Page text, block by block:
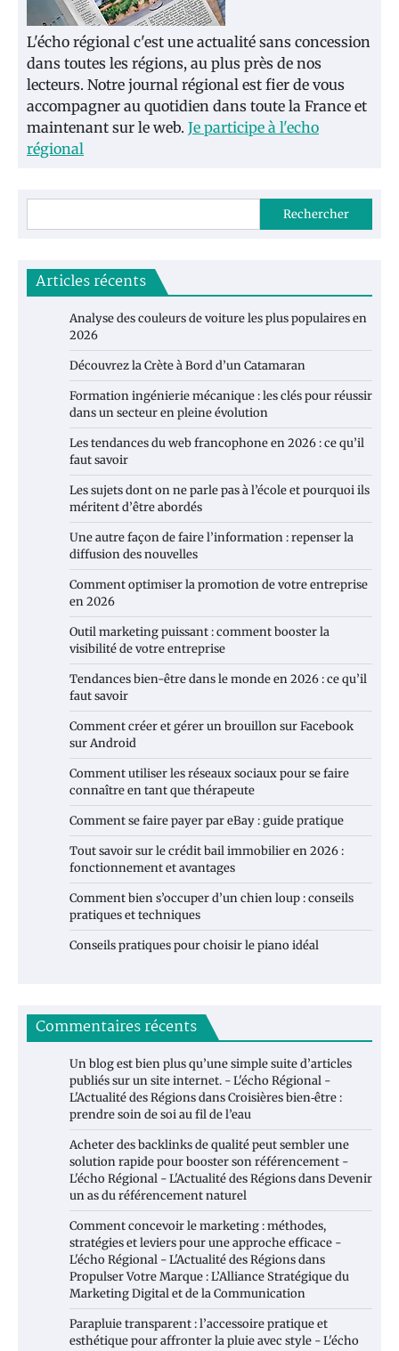
L'écho régional c'est une actualité sans concession
dans toutes les régions, au plus près de nos
lecteurs. Notre journal régional est fier de vous
accompagner au quotidien dans toute la France et
maintenant sur le web. Je participe à l'echo
régional
Rechercher
Articles récents
Analyse des couleurs de voiture les plus populaires en
2026
Découvrez la Crète à Bord d’un Catamaran
Formation ingénierie mécanique : les clés pour réussir
dans un secteur en pleine évolution
Les tendances du web francophone en 2026 : ce qu’il
faut savoir
Les sujets dont on ne parle pas à l’école et pourquoi ils
méritent d’être abordés
Une autre façon de faire l’information : repenser la
diffusion des nouvelles
Comment optimiser la promotion de votre entreprise
en 2026
Outil marketing puissant : comment booster la
visibilité de votre entreprise
Tendances bien-être dans le monde en 2026 : ce qu’il
faut savoir
Comment créer et gérer un brouillon sur Facebook
sur Android
Comment utiliser les réseaux sociaux pour se faire
connaître en tant que thérapeute
Comment se faire payer par eBay : guide pratique
Tout savoir sur le crédit bail immobilier en 2026 :
fonctionnement et avantages
Comment bien s’occuper d’un chien loup : conseils
pratiques et techniques
Conseils pratiques pour choisir le piano idéal
Commentaires récents
Un blog est bien plus qu’une simple suite d’articles
publiés sur un site internet. - L'écho Régional -
L'Actualité des RégionsdansCroisières bien‑être :
prendre soin de soi au fil de l’eau
Acheter des backlinks de qualité peut sembler une
solution rapide pour booster son référencement -
L'écho Régional - L'Actualité des RégionsdansDevenir
un as du référencement naturel
Comment concevoir le marketing : méthodes,
stratégies et leviers pour une approche efficace -
L'écho Régional - L'Actualité des Régionsdans
Propulser Votre Marque : L’Alliance Stratégique du
Marketing Digital et de la Communication
Parapluie transparent : l’accessoire pratique et
esthétique pour affronter la pluie avec style - L'écho